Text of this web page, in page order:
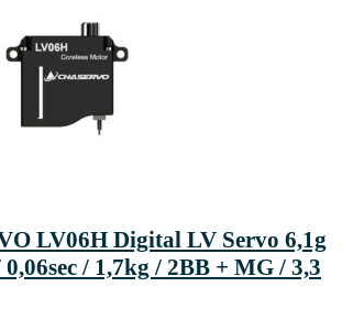
LV06H Digital LV Servo 6,1g
/ 1,7kg / 2BB + MG / 3,3